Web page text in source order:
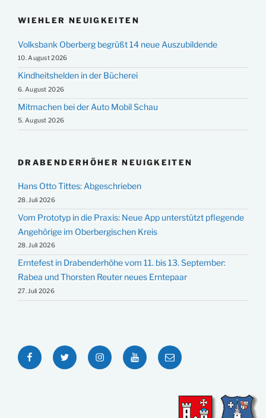
WIEHLER NEUIGKEITEN
Volksbank Oberberg begrüßt 14 neue Auszubildende
10. August 2026
Kindheitshelden in der Bücherei
6. August 2026
Mitmachen bei der Auto Mobil Schau
5. August 2026
DRABENDERHÖHER NEUIGKEITEN
Hans Otto Tittes: Abgeschrieben
28. Juli 2026
Vom Prototyp in die Praxis: Neue App unterstützt pflegende
Angehörige im Oberbergischen Kreis
28. Juli 2026
Erntefest in Drabenderhöhe vom 11. bis 13. September:
Rabea und Thorsten Reuter neues Erntepaar
27. Juli 2026
FacebookTwitter InstagramYouTubeE-
Mail